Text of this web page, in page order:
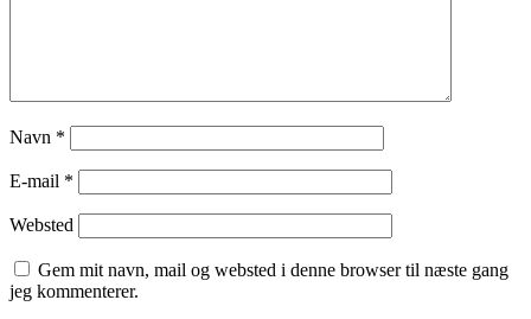
Navn *
E-mail *
Websted
Gem mit navn, mail og websted i denne browser til næste gang
jeg kommenterer.